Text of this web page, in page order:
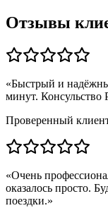
Отзывы
«Быстрый и
минут. Консульство
Проверенный
«Очень
оказалось просто.
поездки.»